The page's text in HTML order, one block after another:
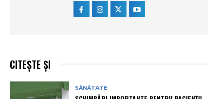
CITEȘTE ȘI
SĂNĂTATE